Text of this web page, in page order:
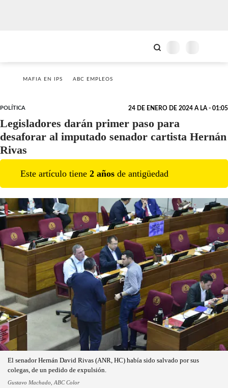
MAFIA EN IPS ABC EMPLEOS
POLÍTICA 24 DE ENERO DE 2024 A LA - 01:05
Legisladores darán primer paso para
desaforar al imputado senador cartista Hernán
Rivas
Este artículo tiene 2 años de antigüedad
El senador Hernán David Rivas (ANR, HC) había sido salvado por sus
colegas, de un pedido de expulsión.
Gustavo Machado, ABC Color